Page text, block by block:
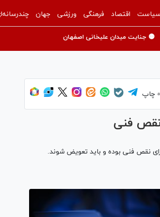
سیاست اقتصاد فرهنگی ورزشی جهان
🟡 جنایت میدان علیخانی اصفهان
چاپ
فنی
نقص فنی بوده و باید تعویض شوند.